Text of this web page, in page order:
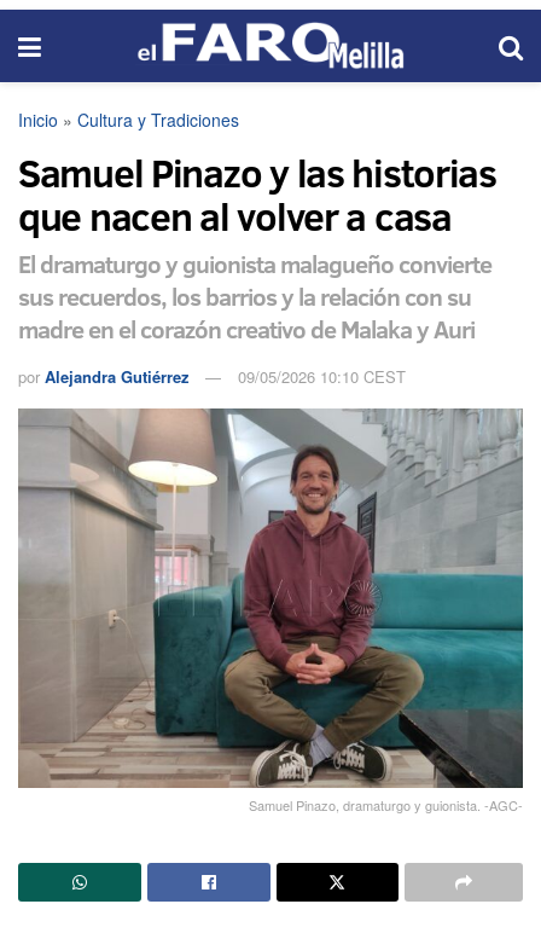
Inicio » Cultura y Tradiciones
Samuel Pinazo y las historias
que nacen al volver a casa
El dramaturgo y guionista malagueño convierte
sus recuerdos, los barrios y la relación con su
madre en el corazón creativo de Malaka y Auri
por Alejandra Gutiérrez 09/05/2026 10:10 CEST
Samuel Pinazo, dramaturgo y guionista. -AGC-